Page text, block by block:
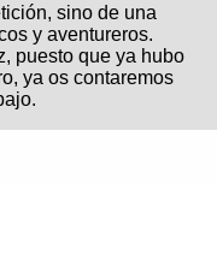
sino de una
y aventureros.
puesto que ya hubo
ya os contaremos